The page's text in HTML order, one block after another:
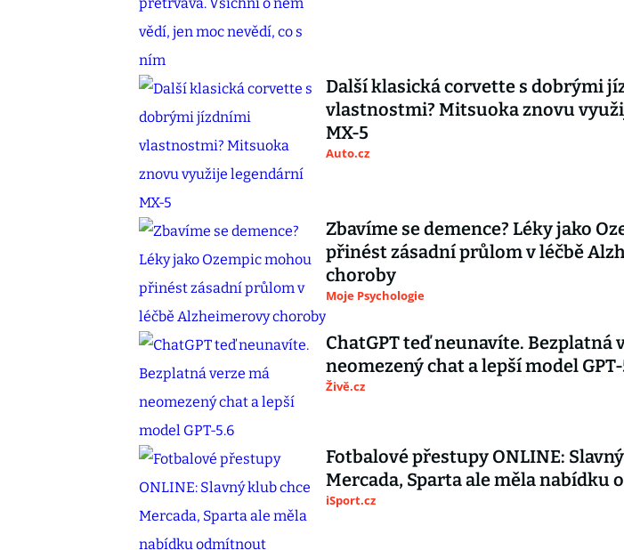
Další klasická corvette s dobrými
vlastnostmi? Mitsuoka znovu
MX-5
Auto.cz
Zbavíme se demence? Léky jako
přinést zásadní průlom v léčbě
choroby
Moje Psychologie
ChatGPT teď neunavíte. Bezplatná
neomezený chat a lepší model
Živě.cz
Fotbalové přestupy ONLINE:
Mercada, Sparta ale měla nabídku
iSport.cz